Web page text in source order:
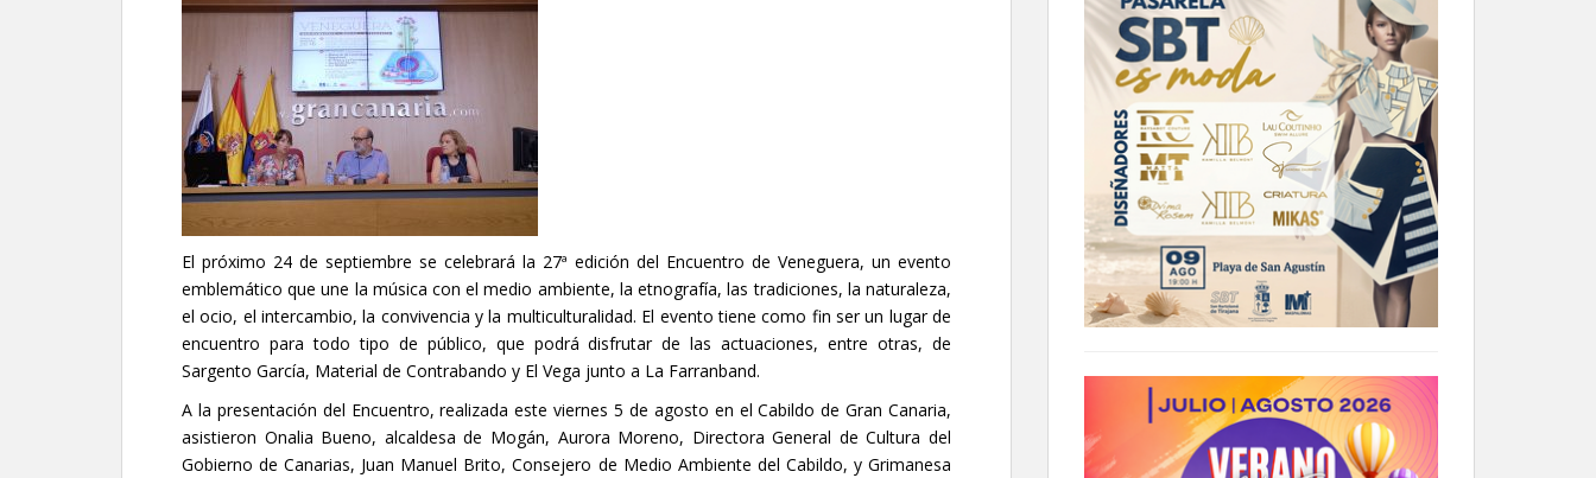
El próximo 24 de septiembre se celebrará la 27ª edición del Encuentro de Veneguera, un evento
emblemático que une la música con el medio ambiente, la etnografía, las tradiciones, la naturaleza,
el ocio, el intercambio, la convivencia y la multiculturalidad. El evento tiene como fin ser un lugar de
encuentro para todo tipo de público, que podrá disfrutar de las actuaciones, entre otras, de
Sargento García, Material de Contrabando y El Vega junto a La Farranband.
A la presentación del Encuentro, realizada este viernes 5 de agosto en el Cabildo de Gran Canaria,
asistieron Onalia Bueno, alcaldesa de Mogán, Aurora Moreno, Directora General de Cultura del
Gobierno de Canarias, Juan Manuel Brito, Consejero de Medio Ambiente del Cabildo, y Grimanesa